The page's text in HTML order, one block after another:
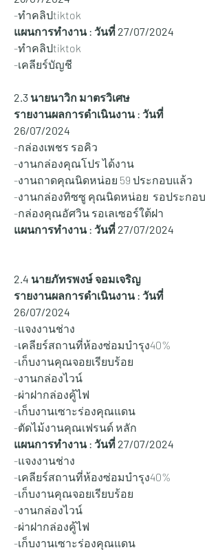
-ทำคลิปtiktok
แผนการทำงาน : วันที่ 27/07/2024
-ทำคลิปtiktok
-เคลียร์บัญชี
2.3 นายนาวิก มาตรวิเศษ
รายงานผลการดำเนินงาน : วันที่
26/07/2024
-กล่องเพชร รอคิว
-งานกล่องคุณโปร ได้งาน
-งานถาดคุณนิดหน่อย 59 ประกอบแล้ว
-กล่องคุณอัศวิน รอเลเซอร์ใต้ฝา
แผนการทำงาน : วันที่ 27/07/2024
2.4 นายภัทรพงษ์ จอมเจริญ
รายงานผลการดำเนินงาน : วันที่
26/07/2024
-แจงงานช่าง
-เคลียร์สถานที่ห้องซ่อมบำรุง40%
-เก็บงานคุณจอยเรียบร้อย
-งานกล่องไวน์
-ผ่าฝากล่องคู้ไฟ
-เก็บงานเซาะร่องคุณแดน
-ตัดไม้งานคุณเฟรนด์ หลัก
แผนการทำงาน : วันที่ 27/07/2024
-แจงงานช่าง
-เคลียร์สถานที่ห้องซ่อมบำรุง40%
-เก็บงานคุณจอยเรียบร้อย
-งานกล่องไวน์
-ผ่าฝากล่องคู้ไฟ
-เก็บงานเซาะร่องคุณแดน